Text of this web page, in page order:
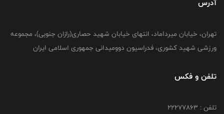
آدرس
تهران، خیابان میرداماد، انتهای خیابان شهید حصاری(رازان جنوبی)، مجموعه
ورزشی شهید کشوری، فدراسیون دوومیدانی جمهوری اسلامی ایران
تلفن و فکس
تلفن : 22277863